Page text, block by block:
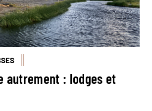
autrement : lodges et